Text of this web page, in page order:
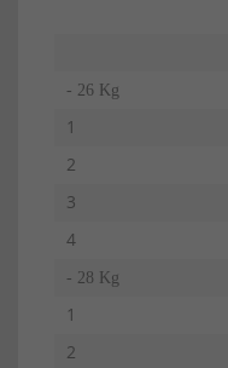
- 26 Kg
1
2
3
4
- 28 Kg
1
2